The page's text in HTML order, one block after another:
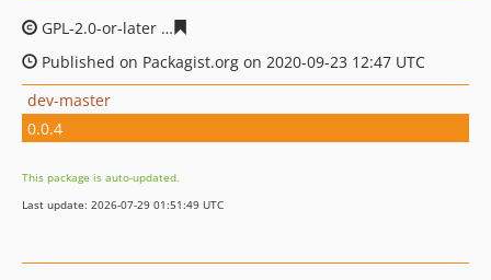
GPL-2.0-or-later
Published on Packagist.org on 2020-09-23 12:47 UTC
dev-master
0.0.4
This package is auto-updated.
Last update: 2026-07-29 01:51:49 UTC